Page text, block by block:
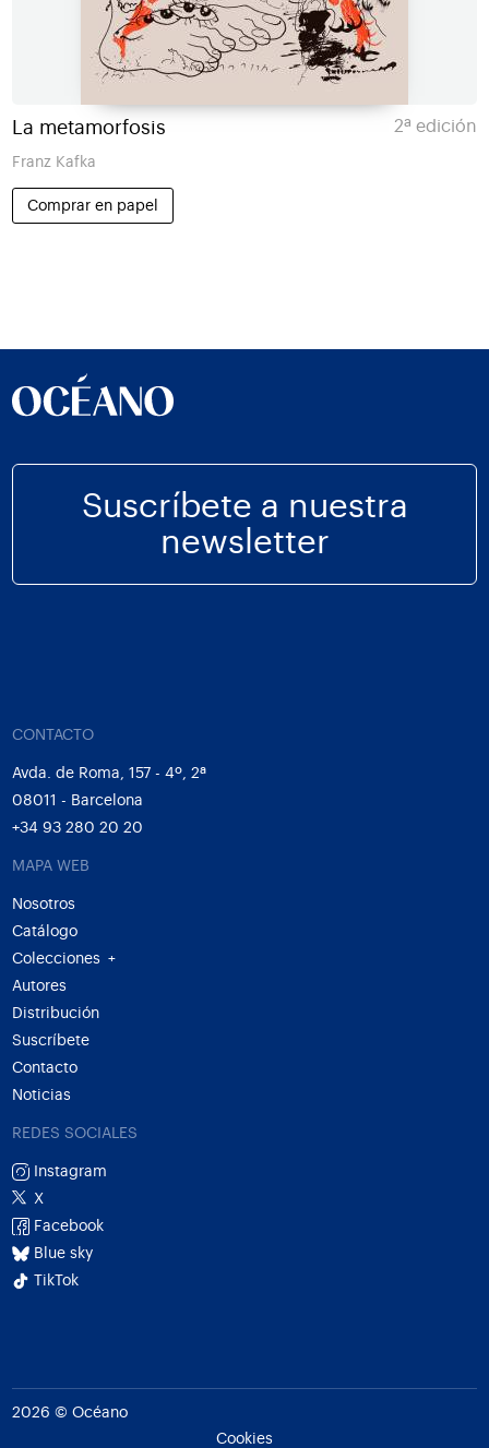
La metamorfosis 2ª edición
Franz Kafka
Comprar en papel
Suscríbete a nuestra
newsletter
CONTACTO
Avda. de Roma, 157 - 4º, 2ª
08011 - Barcelona
+34 93 280 20 20
MAPA WEB
Nosotros
Catálogo
Colecciones
+
Autores
Distribución
Suscríbete
Contacto
Noticias
REDES SOCIALES
Instagram
X
Facebook
Blue sky
TikTok
2026 © Océano
Cookies